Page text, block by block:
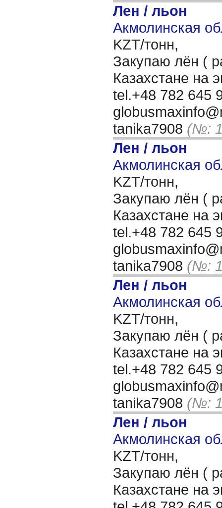
Лен / льон
Акмолинская
KZT/тонн,
Закупаю лён (
Казахстане на
tel.+48 782 645
tanika7908 (№:
Лен / льон
Акмолинская
KZT/тонн,
Закупаю лён (
Казахстане на
tel.+48 782 645
tanika7908 (№:
Лен / льон
Акмолинская
KZT/тонн,
Закупаю лён (
Казахстане на
tel.+48 782 645
tanika7908 (№:
Лен / льон
Акмолинская
KZT/тонн,
Закупаю лён (
Казахстане на